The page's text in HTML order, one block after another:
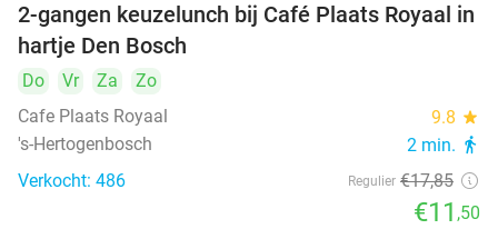
36%
2-gangen keuzelunch bij Café Plaats Royaal in
hartje Den Bosch
Do Vr Za
Zo
Cafe Plaats Royaal
9.8 star
's-Hertogenbosch 2 min. directions_walk
Verkocht: 486 Regulier €17,85
€11 ,50